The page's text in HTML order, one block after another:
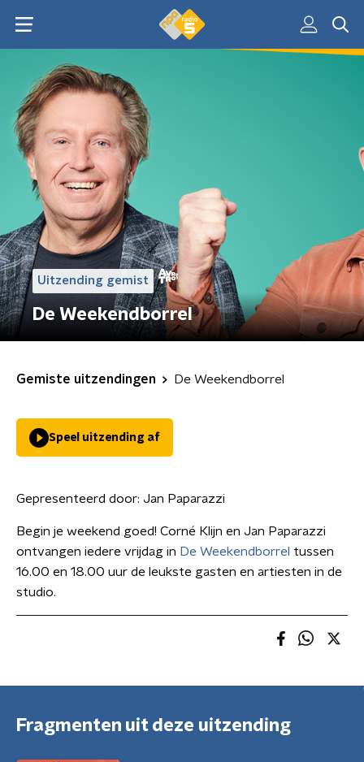
Uitzending gemist
De Weekendborrel
Gemiste uitzendingen De Weekendborrel
Speel uitzending af
Gepresenteerd door: Jan Paparazzi
Begin je weekend goed! Corné Klijn en Jan Paparazzi
ontvangen iedere vrijdag in De Weekendborrel tussen
16.00 en 18.00 uur de leukste gasten en artiesten in de
studio.
Fragmenten uit deze uitzending